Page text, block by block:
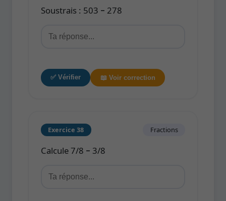
Soustrais : 503 − 278
✅ Vérifier 📖 Voir correction
Exercice 38 Fractions
Calcule 7/8 − 3/8